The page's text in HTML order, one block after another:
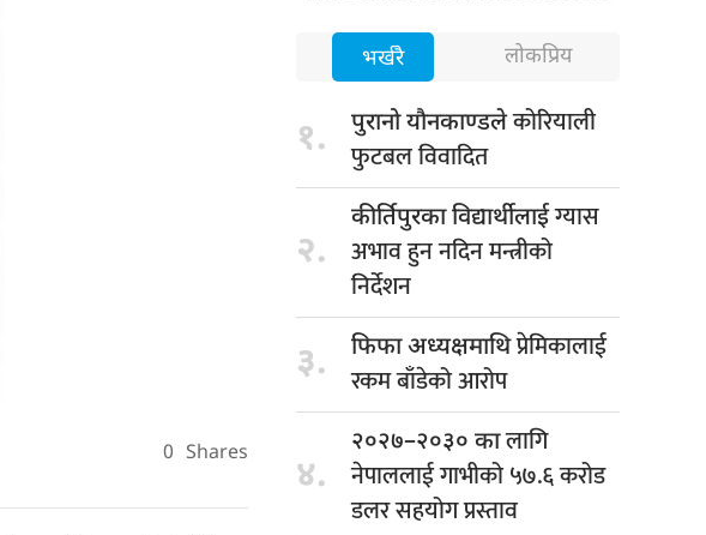
0 Shares
भर्खरै लोकप्रिय
१. पुरानो यौनकाण्डलेकोरियाली
फुटबल विवादित
२.
कीर्तिपुरका विद्यार्थीलाईग्यास
अभाव हुन नदिन मन्त्रीको
निर्देशन
३. फिफा अध्यक्षमाथिप्रेमिकालाई
रकम बाँडेको आरोप
४.
२०२७–२०३० कालागि
नेपाललाई गाभीको ५७.६ करोड
डलर सहयोग प्रस्ताव